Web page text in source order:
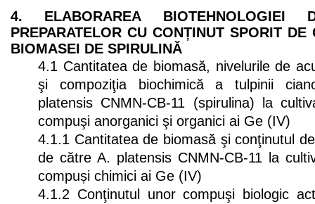
4. ELABORAREA BIOTEHNOLOGIEI
PREPARATELOR CU CONȚINUT SPORIT
BIOMASEI DE SPIRULINĂ
4.1 Cantitatea de biomasă, nivelurile de
şi compoziţia biochimică a tulpinii
platensis CNMN-CB-11 (spirulina) la
compuşi anorganici şi organici ai Ge (IV)
4.1.1 Cantitatea de biomasă şi conţinutul
de către A. platensis CNMN-CB-11 la
compuși chimici ai Ge (IV)
4.1.2 Conţinutul unor compuşi biologic